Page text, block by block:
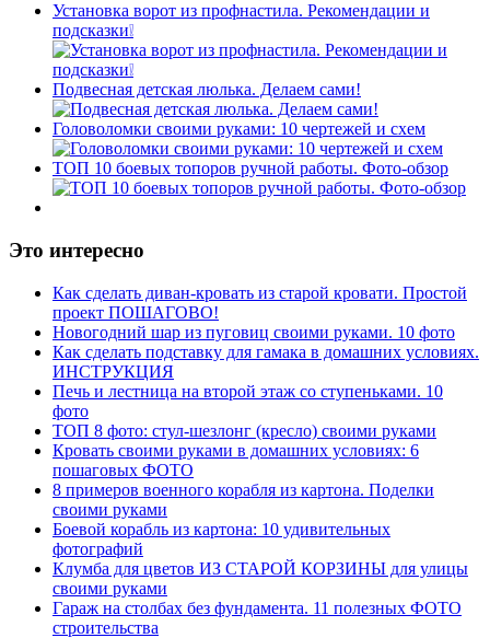
Установка ворот из профнастила. Рекомендации и
подсказки❕
Подвесная детская люлька. Делаем сами!
Головоломки своими руками: 10 чертежей и схем
ТОП 10 боевых топоров ручной работы. Фото-обзор
Это интересно
Как сделать диван-кровать из старой кровати. Простой
проект ПОШАГОВО!
Новогодний шар из пуговиц своими руками. 10 фото
Как сделать подставку для гамака в домашних условиях.
ИНСТРУКЦИЯ
Печь и лестница на второй этаж со ступеньками. 10
фото
ТОП 8 фото: стул-шезлонг (кресло) своими руками
Кровать своими руками в домашних условиях: 6
пошаговых ФОТО
8 примеров военного корабля из картона. Поделки
своими руками
Боевой корабль из картона: 10 удивительных
фотографий
Клумба для цветов ИЗ СТАРОЙ КОРЗИНЫ для улицы
своими руками
Гараж на столбах без фундамента. 11 полезных ФОТО
строительства